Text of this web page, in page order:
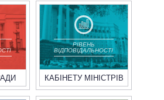
РІВЕНЬ
ВІДПОВІДАЛЬНОСТІ
КАБІНЕТУ МІНІСТРІВ